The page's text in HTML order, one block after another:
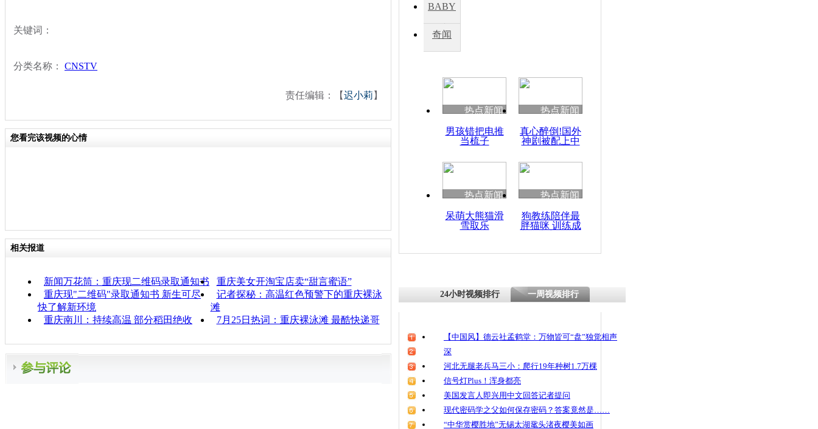
四川兴文苗乡上万人欢
度苗族花山节
清明祭英烈 哀思悼忠
重庆市民闹市泡喷泉避
关键词：
分类名称： CNSTV
责任编辑：【迟小莉 】
您看完该视频的心情
相关报道
新闻万花筒：重庆现二维码录取通知书
重庆美女开淘宝店卖“甜言蜜语”
重庆现"二维码"录取通知书 新生可尽
快了解新环境
记者探秘：高温红色预警下的重庆裸泳
滩
重庆南川：持续高温 部分稻田绝收
7月25日热词：重庆裸泳滩 最酷快递哥
BABY
秀
奇闻
热点新闻
男孩错把电推
当梳子
热点新闻
真心醉倒!国外
神剧被配上中
热点新闻
呆萌大熊猫滑
雪取乐
热点新闻
狗教练陪伴最
胖猫咪 训练成
24小时视频排行 一周视频排行
【中国风】德云社孟鹤堂：万物皆可“盘”独觉相声
深
河北无腿老兵马三小：爬行19年种树1.7万棵
信号灯Plus！浑身都亮
美国发言人即兴用中文回答记者提问
现代密码学之父如何保存密码？答案竟然是……
“中华赏樱胜地”无锡太湖鼋头渚夜樱美如画